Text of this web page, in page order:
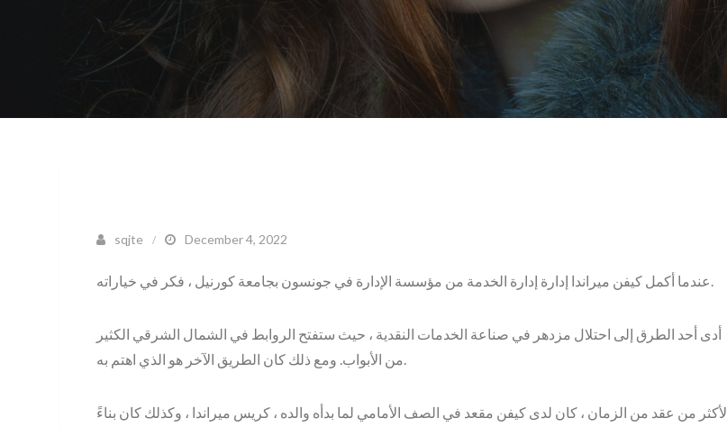
sqjte December 4, 2022
عندما أكمل كيفن ميراندا إدارة إدارة الخدمة من مؤسسة الإدارة في جونسون بجامعة كورنيل ، فكر في خياراته.
أدى أحد الطرق إلى احتلال مزدهر في صناعة الخدمات النقدية ، حيث ستفتح الروابط في الشمال الشرقي الكثير
من الأبواب. ومع ذلك كان الطريق الآخر هو الذي اهتم به.
لأكثر من عقد من الزمان ، كان لدى كيفن مقعد في الصف الأمامي لما بدأه والده ، كريس ميراندا ، وكذلك كان بناءً